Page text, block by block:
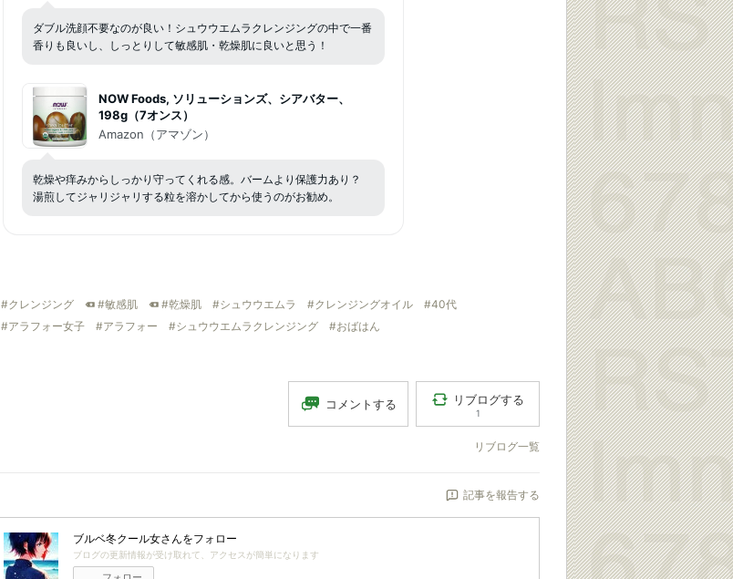
ダブル洗顔不要なのが良い！シュウウエムラクレンジングの中で一番
香りも良いし、しっとりして敏感肌・乾燥肌に良いと思う！
NOW Foods, ソリューションズ、シアバター、
198g（7オンス）
Amazon（アマゾン）
乾燥や痒みからしっかり守ってくれる感。バームより保護力あり？
湯煎してジャリジャリする粒を溶かしてから使うのがお勧め。
#クレンジング #敏感肌 #乾燥肌 #シュウウエムラ #クレンジングオイル
#40代
#アラフォー女子
#アラフォー #シュウウエムラクレンジング #おばはん
コメントする リブログする
1
リブログ一覧
記事を報告する
ブルベ冬クール女さんをフォロー
ブログの更新情報が受け取れて、アクセスが簡単になります